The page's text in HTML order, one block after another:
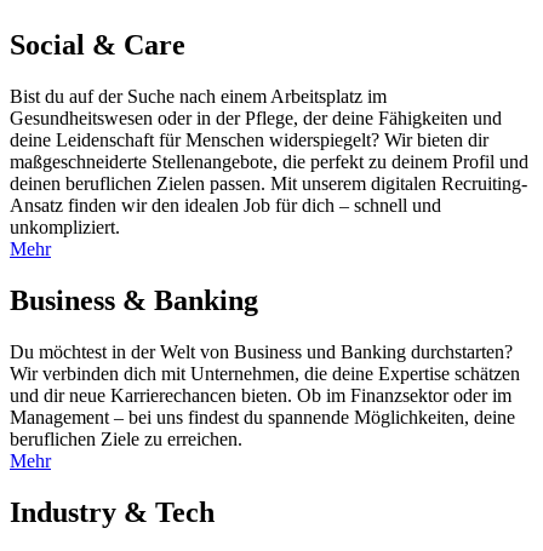
Social & Care
Bist du auf der Suche nach einem Arbeitsplatz im
Gesundheitswesen oder in der Pflege, der deine Fähigkeiten und
deine Leidenschaft für Menschen widerspiegelt? Wir bieten dir
maßgeschneiderte Stellenangebote, die perfekt zu deinem Profil und
deinen beruflichen Zielen passen. Mit unserem digitalen Recruiting-
Ansatz finden wir den idealen Job für dich – schnell und
unkompliziert.
Mehr
Business & Banking
Du möchtest in der Welt von Business und Banking durchstarten?
Wir verbinden dich mit Unternehmen, die deine Expertise schätzen
und dir neue Karrierechancen bieten. Ob im Finanzsektor oder im
Management – bei uns findest du spannende Möglichkeiten, deine
beruflichen Ziele zu erreichen.
Mehr
Industry & Tech